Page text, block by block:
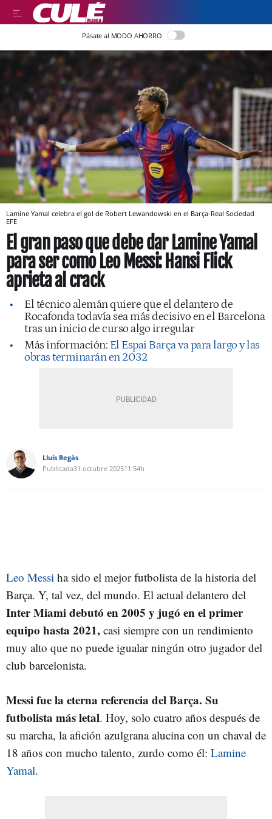
Pásate al MODO AHORRO
Lamine Yamal celebra el gol de Robert Lewandowski en el Barça-Real Sociedad
EFE
El gran paso que debe dar Lamine Yamal
para ser como Leo Messi: Hansi Flick
aprieta al crack
El técnico alemán quiere que el delantero de
Rocafonda todavía sea más decisivo en el Barcelona
tras un inicio de curso algo irregular
Más información: El Espai Barça va para largo y las
obras terminarán en 2032
Lluís Regàs
Publicada31 octubre 202511:54h
Leo Messi ha sido el mejor futbolista de la historia del
Barça. Y, tal vez, del mundo. El actual delantero del
Inter Miami debutó en 2005 y jugó en el primer
equipo hasta 2021, casi siempre con un rendimiento
muy alto que no puede igualar ningún otro jugador del
club barcelonista.
Messi fue la eterna referencia del Barça. Su
futbolista más letal. Hoy, solo cuatro años después de
su marcha, la afición azulgrana alucina con un chaval de
18 años con mucho talento, zurdo como él: Lamine
Yamal.